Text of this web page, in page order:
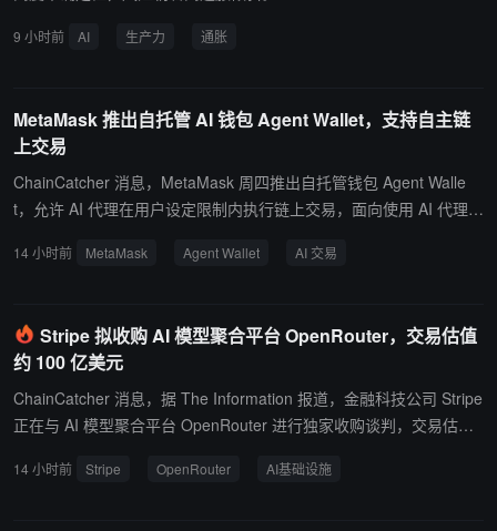
9 小时前 AI 生产力 通胀
MetaMask 推出自托管 AI 钱包 Agent Wallet，支持自主链
上交易
ChainCatcher 消息，MetaMask 周四推出自托管钱包 Agent Walle
t，允许 AI 代理在用户设定限制内执行链上交易，面向使用 AI 代理监
出上限、批准特定协议、选择风险设置，并在 Guard Mode 与 Beast
uid 和以太坊虚拟机兼容网络。Agent Wallet 支持 gas 抽象，用户可
用正在转移的资产支付网络费，无需持有对应网络原生代币。MetaM
ask 表示，受支持交易将经过交易模拟、威胁扫描和智能交易 MEV
保护，符合条件交易若通过安全检查后仍产生亏损，可获得每月最高
14 小时前 MetaMask Agent Wallet AI 交易
Stripe 拟收购 AI 模型聚合平台 OpenRouter，交易估值
约 100 亿美元
ChainCatcher 消息，据 The Information 报道，金融科技公司 Stripe
正在与 AI 模型聚合平台 OpenRouter 进行独家收购谈判，交易估值
科技公司的收购兴趣，但目前 Stripe 已进入独家谈判阶段。相关交易
14 小时前 Stripe OpenRouter AI基础设施